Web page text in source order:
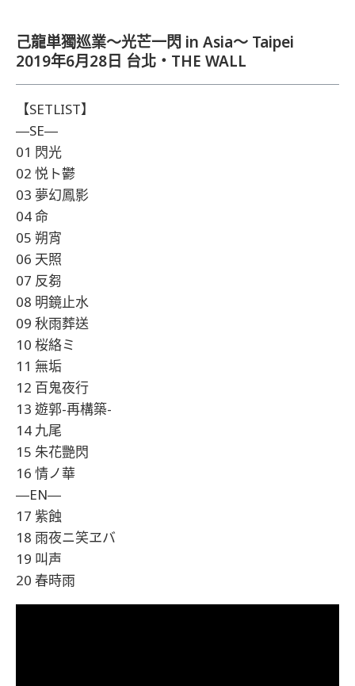
己龍単獨巡業～光芒一閃 in Asia～ Taipei
2019年6月28日 台北・THE WALL
【SETLIST】
―SE―
01 閃光
02 悦ト鬱
03 夢幻鳳影
04 命
05 朔宵
06 天照
07 反芻
08 明鏡止水
09 秋雨葬送
10 桜絡ミ
11 無垢
12 百鬼夜行
13 遊郭-再構築-
14 九尾
15 朱花艷閃
16 情ノ華
―EN―
17 紫蝕
18 雨夜ニ笑ヱバ
19 叫声
20 春時雨